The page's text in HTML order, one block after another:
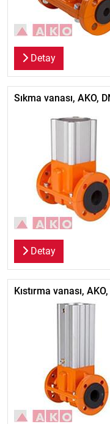
Detay
Sıkma vanası, AKO,
Detay
Kıstırma vanası,